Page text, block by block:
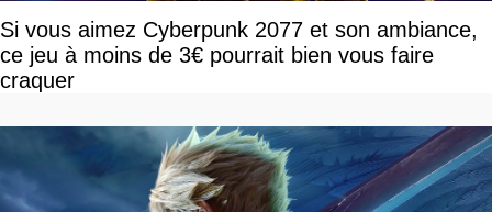
Si vous aimez Cyberpunk 2077 et son ambiance,
ce jeu à moins de 3€ pourrait bien vous faire
craquer